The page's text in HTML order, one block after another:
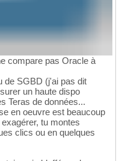
compare pas Oracle à
de SGBD (j'ai pas dit
un haute dispo
Teras de données...
en oeuvre est beaucoup
tu montes
clics ou en quelques